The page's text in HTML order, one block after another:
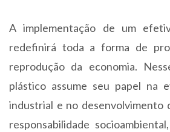
A implementação de um
redefinirá toda a forma de
reprodução da economia.
plástico assume seu papel na
industrial e no desenvolvimento
responsabilidade